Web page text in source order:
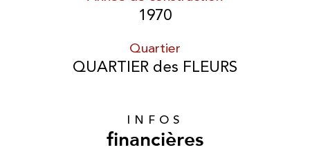
1970
Quartier
QUARTIER des FLEURS
INFOS
financières